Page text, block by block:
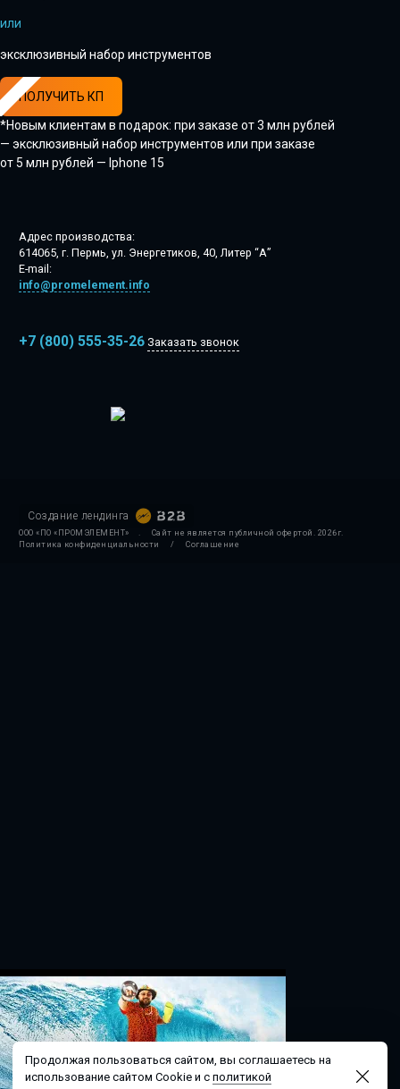
или
эксклюзивный набор инструментов
ПОЛУЧИТЬ КП
*Новым клиентам в подарок: при заказе от 3 млн рублей
— эксклюзивный набор инструментов или при заказе
от 5 млн рублей — Iphone 15
Адрес производства:
614065, г. Пермь, ул. Энергетиков, 40, Литер “А”
E-mail:
info@promelement.info
+7 (800) 555-35-26 Заказать звонок
Создание лендинга
ООО «ПО «ПРОМЭЛЕМЕНТ» Сайт не является публичной офертой. 2026г.
Политика конфиденциальности
/ Соглашение
Продолжая пользоваться сайтом, вы соглашаетесь на
использование сайтом Cookie и с политикой